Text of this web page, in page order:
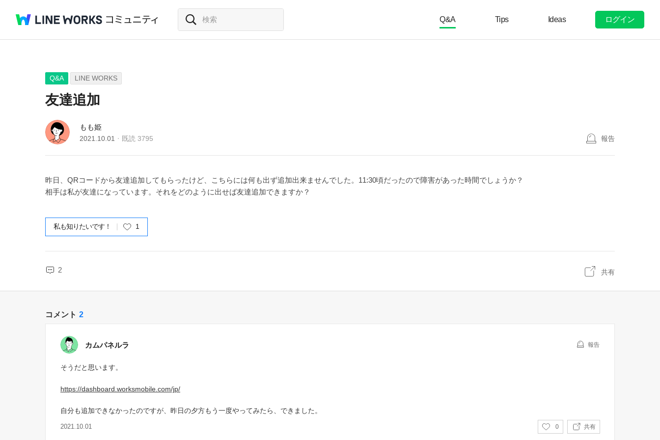
Q&A Tips Ideas ログイン
Q&A LINE WORKS
友達追加
もも姫
2021.10.01 既読 3795 報告
昨日、QRコードから友達追加してもらったけど、こちらには何も出ず追加出来ませんでした。11:30頃だったので障害があった時間でしょうか？
相手は私が友達になっています。それをどのように出せば友達追加できますか？
私も知りたいです！ 1
2 共有
コメント 2
カムパネルラ 報告
そうだと思います。
https://dashboard.worksmobile.com/jp/
自分も追加できなかったのですが、昨日の夕方もう一度やってみたら、できました。
2021.10.01
い
0 共有